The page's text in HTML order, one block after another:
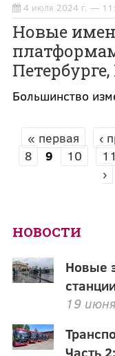
4 июля 2024 г. —
Новые
Большинство
« первая ‹
8
9 10 11
›
НОВОСТИ
Новые
19
Часть